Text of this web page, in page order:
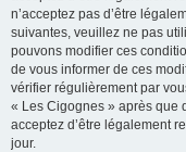
n’acceptez pas d’être
suivantes, veuillez ne pas
pouvons modifier ces
de vous informer de ces
vérifier régulièrement par
« Les Cigognes » après que
acceptez d’être légalement
jour.